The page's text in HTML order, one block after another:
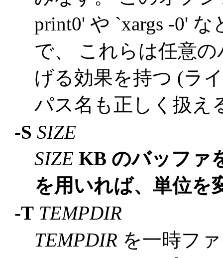
print0' や `xargs -0'
で、 これらは任意
げる効果を持つ (ラ
パス名も正しく扱え
-S SIZE
SIZE KB のバッファ
を用いれば、単位を
-T TEMPDIR
TEMPDIR を一時フ